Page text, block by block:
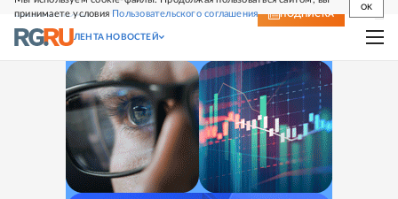
принимаете условия Пользовательского соглашения
OK
СВЕЖИЙ НОМЕР ПОДПИСКА
ЛЕНТА НОВОСТЕЙ